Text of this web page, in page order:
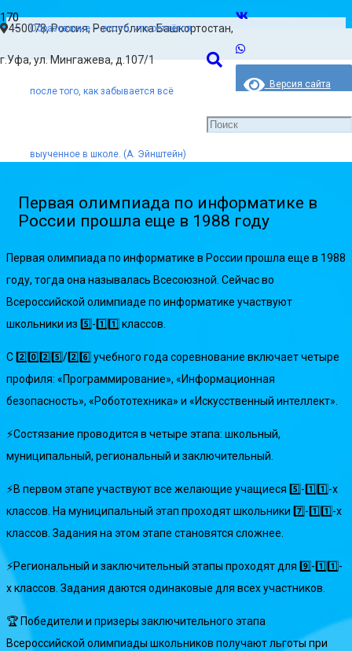
450078, Россия, Республика Башкортостан,
г.Уфа, ул. Мингажева, д.107/1
Версия сайта
для слабовидящих
Образование — это то, что остаётся
после того, как забывается всё
выученное в школе. (А. Эйнштейн)
Главная
Первая олимпиада по информатике в России прошла еще в
Первая олимпиада по информатике в
России прошла еще в 1988 году
Первая олимпиада по информатике в России прошла еще в 1988
году, тогда она называлась Всесоюзной. Сейчас во
Всероссийской олимпиаде по информатике участвуют
школьники из 5️⃣-1️⃣1️⃣ классов.
С 2️⃣0️⃣2️⃣5️⃣/2️⃣6️⃣ учебного года соревнование включает четыре
профиля: «Программирование», «Информационная
безопасность», «Робототехника» и «Искусственный интеллект».
⚡️Состязание проводится в четыре этапа: школьный,
муниципальный, региональный и заключительный.
⚡️В первом этапе участвуют все желающие учащиеся 5️⃣-1️⃣1️⃣-х
классов. На муниципальный этап проходят школьники 7️⃣-1️⃣1️⃣-х
классов. Задания на этом этапе становятся сложнее.
⚡️Региональный и заключительный этапы проходят для 9️⃣-1️⃣1️⃣-
х классов. Задания даются одинаковые для всех участников.
🏆 Победители и призеры заключительного этапа
Всероссийской олимпиады школьников получают льготы при